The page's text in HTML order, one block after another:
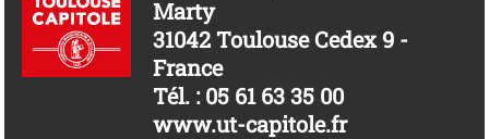
Marty
31042 Toulouse Cedex 9 -
France
Tél. : 05 61 63 35 00
www.ut-capitole.fr